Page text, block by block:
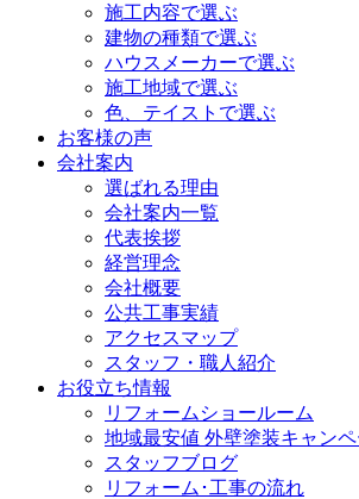
施工内容で選ぶ
建物の種類で選ぶ
ハウスメーカーで選ぶ
施工地域で選ぶ
色、テイストで選ぶ
お客様の声
会社案内
選ばれる理由
会社案内一覧
代表挨拶
経営理念
会社概要
公共工事実績
アクセスマップ
スタッフ・職人紹介
お役立ち情報
リフォームショールーム
地域最安値 外壁塗装キャン
スタッフブログ
リフォーム･工事の流れ